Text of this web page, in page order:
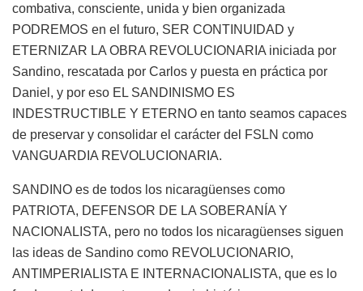
combativa, consciente, unida y bien organizada
PODREMOS en el futuro, SER CONTINUIDAD y
ETERNIZAR LA OBRA REVOLUCIONARIA iniciada por
Sandino, rescatada por Carlos y puesta en práctica por
Daniel, y por eso EL SANDINISMO ES
INDESTRUCTIBLE Y ETERNO en tanto seamos capaces
de preservar y consolidar el carácter del FSLN como
VANGUARDIA REVOLUCIONARIA.
SANDINO es de todos los nicaragüenses como
PATRIOTA, DEFENSOR DE LA SOBERANÍA Y
NACIONALISTA, pero no todos los nicaragüenses siguen
las ideas de Sandino como REVOLUCIONARIO,
ANTIMPERIALISTA E INTERNACIONALISTA, que es lo